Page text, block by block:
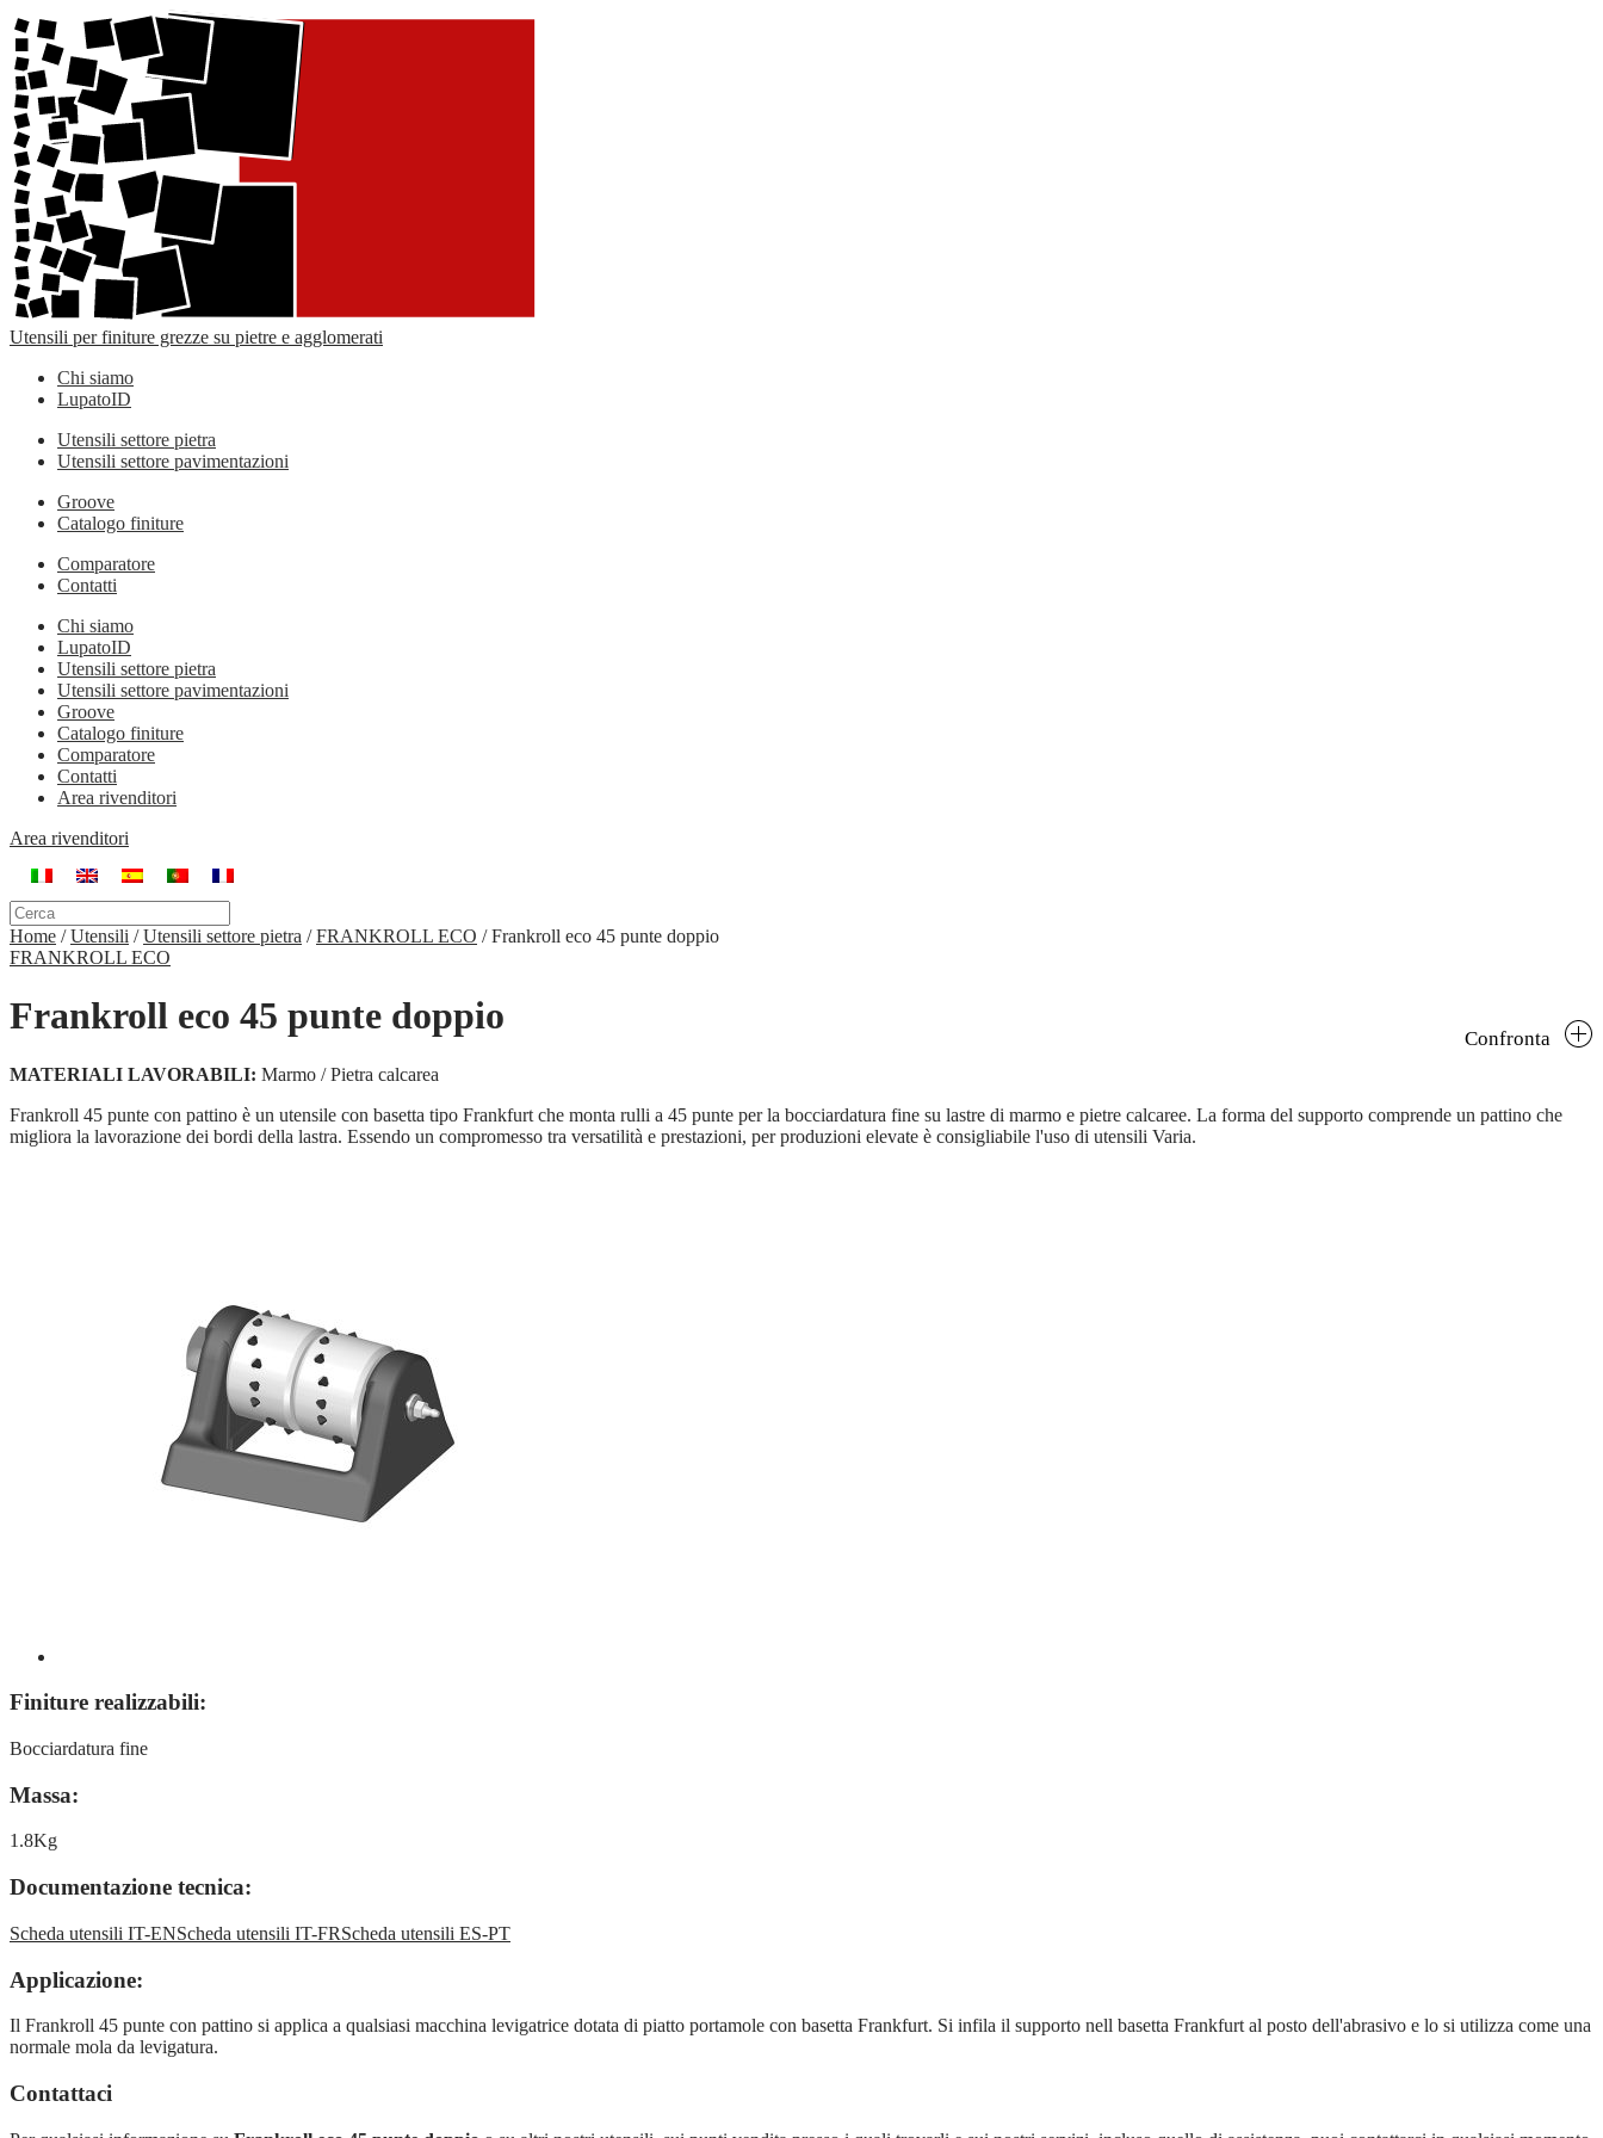
Utensili per finiture grezze su pietre e agglomerati
Chi siamo
LupatoID
Utensili settore pietra
Utensili settore pavimentazioni
Groove
Catalogo finiture
Comparatore
Contatti
Chi siamo
LupatoID
Utensili settore pietra
Utensili settore pavimentazioni
Groove
Catalogo finiture
Comparatore
Contatti
Area rivenditori
Area rivenditori
Home /Utensili /Utensili settore pietra /FRANKROLL ECO /Frankroll eco 45 punte doppio
FRANKROLL ECO
Frankroll eco 45 punte doppio
Confronta
MATERIALI LAVORABILI: Marmo / Pietra calcarea
Frankroll 45 punte con pattino è un utensile con basetta tipo Frankfurt che monta rulli a 45 punte per la bocciardatura fine su lastre di marmo e pietre calcaree. La forma del supporto comprende un pattino che
migliora la lavorazione dei bordi della lastra. Essendo un compromesso tra versatilità e prestazioni, per produzioni elevate è consigliabile l'uso di utensili Varia.
Finiture realizzabili:
Bocciardatura fine
Massa:
1.8Kg
Documentazione tecnica:
Scheda utensili IT-ENScheda utensili IT-FRScheda utensili ES-PT
Applicazione:
Il Frankroll 45 punte con pattino si applica a qualsiasi macchina levigatrice dotata di piatto portamole con basetta Frankfurt. Si infila il supporto nell basetta Frankfurt al posto dell'abrasivo e lo si utilizza come una
normale mola da levigatura.
Contattaci